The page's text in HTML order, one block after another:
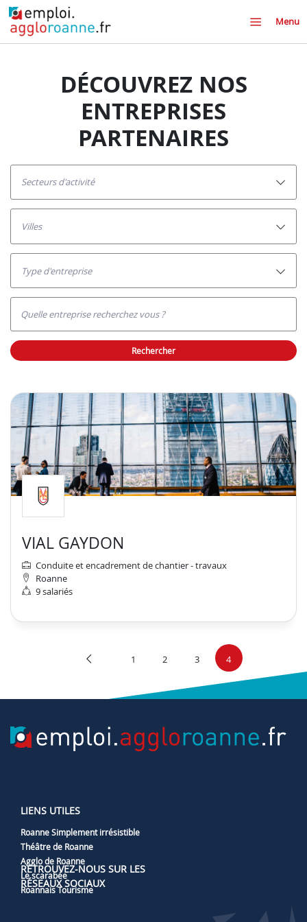
Menu
DÉCOUVREZ NOS
ENTREPRISES
PARTENAIRES
secteurs d'activité
villes
Type d'entreprise
Quelle entreprise recherchez vous ?
rechercher
VIAL GAYDON
Conduite et encadrement de chantier - travaux
Roanne
9 salariés
1 2 3 4
LIENS UTILES
Roanne Simplement irrésistible
Théâtre de Roanne
Agglo de Roanne
Le scarabée
Roannais Tourisme
RETROUVEZ-NOUS SUR LES
RÉSEAUX SOCIAUX
Lien vers notre page Facebook
Lien vers notre page
Lien vers notre page
Lien vers notre